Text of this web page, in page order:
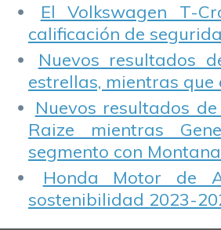
El Volkswagen T-
calificación de
Nuevos resultados
estrellas, mientras
Nuevos resultados
Raize mientras
segmento con
Honda Motor de
sostenibilidad 2023-